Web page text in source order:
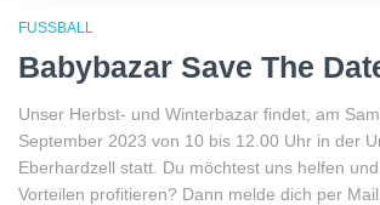
FUSSBALL
Babybazar Save The
Unser Herbst- und Winterbazar findet, am
September 2023 von 10 bis 12.00 Uhr in der
Eberhardzell statt. Du möchtest uns helfen
Vorteilen profitieren? Dann melde dich per